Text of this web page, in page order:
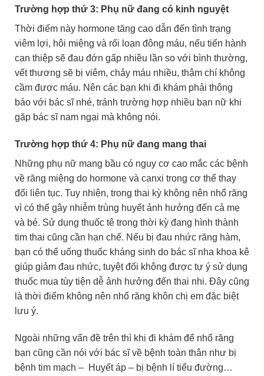
Trường hợp thứ 3: Phụ nữ đang có kinh nguyệt
Thời điểm này hormone tăng cao dẫn đến tình trạng
viêm lợi, hôi miệng và rối loạn đông máu, nếu tiến hành
can thiệp sẽ đau đớn gấp nhiều lần so với bình thường,
vết thương sẽ bị viêm, chảy máu nhiều, thậm chí không
cầm được máu. Nên các bạn khi đi khám phải thông
báo với bác sĩ nhé, tránh trường hợp nhiều bạn nữ khi
gặp bác sĩ nam ngại mà không nói.
Trường hợp thứ 4: Phụ nữ đang mang thai
Những phụ nữ mang bầu có nguy cơ cao mắc các bệnh
về răng miệng do hormone và canxi trong cơ thể thay
đổi liên tục. Tuy nhiên, trong thai kỳ không nên nhổ răng
vì có thể gây nhiễm trùng huyết ảnh hưởng đến cả mẹ
và bé. Sử dụng thuốc tê trong thời kỳ đang hình thành
tim thai cũng cần hạn chế. Nếu bị đau nhức răng hàm,
bạn có thể uống thuốc kháng sinh do bác sĩ nha khoa kê
giúp giảm đau nhức, tuyệt đối không được tự ý sử dụng
thuốc mua tùy tiện dễ ảnh hưởng đến thai nhi. Đây cũng
là thời điểm không nên nhổ răng khôn chị em đặc biệt
lưu ý.
Ngoài những vấn đề trên thì khi đi khám để nhổ răng
bạn cũng cần nói với bác sĩ về bệnh toàn thân như bị
bệnh tim mạch – Huyết áp – bị bệnh lí tiểu đường…